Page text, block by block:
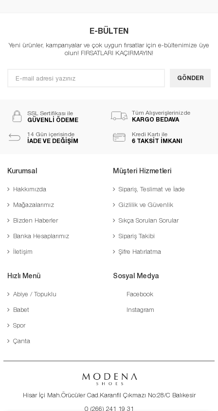
E-BÜLTEN
Yeni ürünler, kampanyalar ve çok uygun fırsatlar için e-bültenimize üye
olun! FIRSATLARI KAÇIRMAYIN!
GÖNDER
SSL Sertifikası ile
GÜVENLİ ÖDEME
Tüm Alışverişlerinizde
KARGO BEDAVA
14 Gün içerisinde
İADE VE DEĞİŞİM
Kredi Kartı ile
6 TAKSİT İMKANI
Kurumsal
Hakkımızda
Mağazalarımız
Bizden Haberler
Banka Hesaplarımız
İletişim
Müşteri Hizmetleri
Sipariş, Teslimat ve İade
Gizlilik ve Güvenlik
Sıkça Sorulan Sorular
Sipariş Takibi
Şifre Hatırlatma
Hızlı Menü
Abiye / Topuklu
Babet
Spor
Çanta
Sosyal Medya
Facebook
Instagram
Hisar İçi Mah.Örücüler Cad.Karanfil Çıkmazı No:28/C Balıkesir
0 (266) 241 19 31